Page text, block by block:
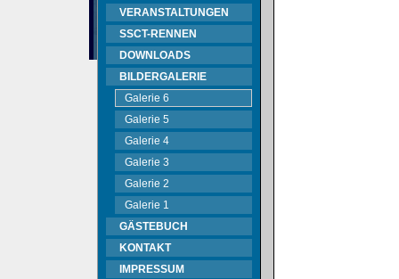
VERANSTALTUNGEN
SSCT-RENNEN
DOWNLOADS
BILDERGALERIE
Galerie 6
Galerie 5
Galerie 4
Galerie 3
Galerie 2
Galerie 1
GÄSTEBUCH
KONTAKT
IMPRESSUM